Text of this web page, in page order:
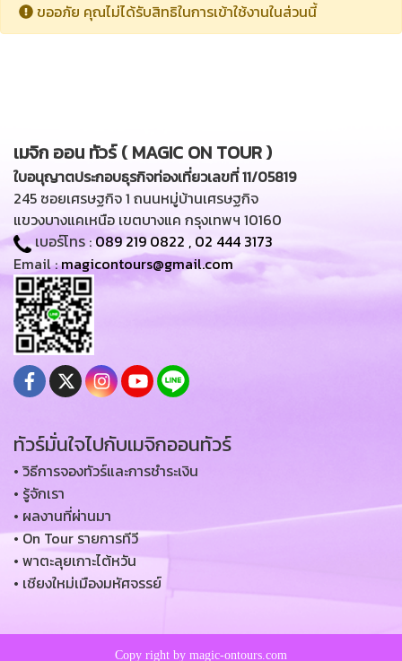
ขออภัย คุณไม่ได้รับสิทธิในการเข้าใช้งานในส่วนนี้
เมจิก ออน ทัวร์ ( MAGIC ON TOUR )
ใบอนุญาตประกอบธุรกิจท่องเที่ยวเลขที่ 11/05819
245 ซอยเศรษฐกิจ 1 ถนนหมู่บ้านเศรษฐกิจ
แขวงบางแคเหนือ เขตบางแค กรุงเทพฯ 10160
เบอร์โทร :089 219 0822 , 02 444 3173
Email :magicontours@gmail.com
ทัวร์มั่นใจไปกับเมจิกออนทัวร์
• วิธีการจองทัวร์และการชำระเงิน
• รู้จักเรา
• ผลงานที่ผ่านมา
• On Tour รายการทีวี
• พาตะลุยเกาะไต้หวัน
• เชียงใหม่เมืองมหัศจรรย์
Copy right by magic-ontours.com